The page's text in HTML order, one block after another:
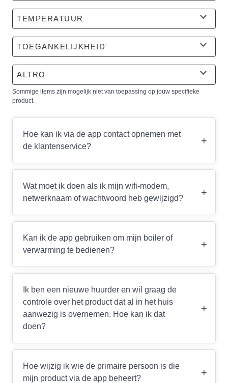
TEMPERATUUR
TOEGANKELIJKHEID'
ALTRO
Sommige items zijn mogelijk niet van toepassing op jouw specifieke
product.
Hoe kan ik via de app contact opnemen met
de klantenservice?
+
Wat moet ik doen als ik mijn wifi-modem,
netwerknaam of wachtwoord heb gewijzigd?
+
Kan ik de app gebruiken om mijn boiler of
verwarming te bedienen?
+
Ik ben een nieuwe huurder en wil graag de
controle over het product dat al in het huis
aanwezig is overnemen. Hoe kan ik dat
doen?
+
Hoe wijzig ik wie de primaire persoon is die
mijn product via de app beheert?
+